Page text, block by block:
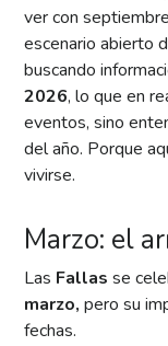
ver con
escenario abierto
buscando
2026, lo que en
eventos, sino
del año. Porque
vivirse.
Marzo: el
Las Fallas se
marzo, pero su
fechas.